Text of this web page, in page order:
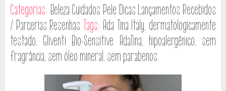
Categorias: Beleza Cuidados Pele Dicas Lançamentos Recebidos
/ Parcerias Resenhas Tags: Ada Tina Italy, dermatologicamente
testado, Gliventi Bio-Sensitive AdaTina, hipoalergênico, sem
fragrância, sem óleo mineral, sem parabenos